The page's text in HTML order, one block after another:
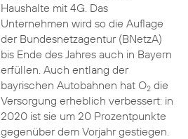
Haushalte mit 4G. Das
Unternehmen wird so die Auflage
der Bundesnetzagentur (BNetzA)
bis Ende des Jahres auch in Bayern
erfüllen. Auch entlang der
bayrischen Autobahnen hat O2die
Versorgung erheblich verbessert: in
2020 ist sie um 20 Prozentpunkte
gegenüber dem Vorjahr gestiegen.